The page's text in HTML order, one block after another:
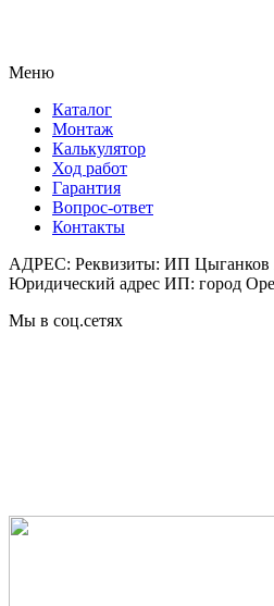
Меню
Каталог
Монтаж
Калькулятор
Ход работ
Гарантия
Вопрос-ответ
Контакты
АДРЕС: Реквизиты: ИП Цыганков
Юридический адрес ИП: город
Мы в соц.сетях